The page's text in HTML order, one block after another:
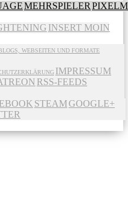
MEHRSPIELER
INSERT MOIN
WEBSEITEN UND FORMATE
IMPRESSUM
RSS-FEEDS
STEAMGOOGLE+